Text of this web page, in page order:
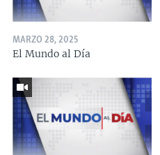
MARZO 28, 2025
El Mundo al Día